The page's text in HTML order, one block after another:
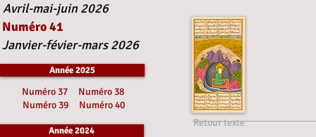
Retour texte
Avril-mai-juin 2026
Numéro 41
Janvier-févier-mars 2026
Année 2025
Numéro 37
Numéro 38
Numéro 39
Numéro 40
Année 2024